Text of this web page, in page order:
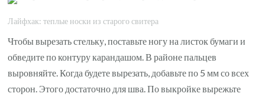
Лайфхак: теплые носки из старого свитера
Чтобы вырезать стельку, поставьте ногу на листок бумаги и
обведите по контуру карандашом. В районе пальцев
выровняйте. Когда будете вырезать, добавьте по 5 мм со всех
сторон. Этого достаточно для шва. По выкройке вырежьте